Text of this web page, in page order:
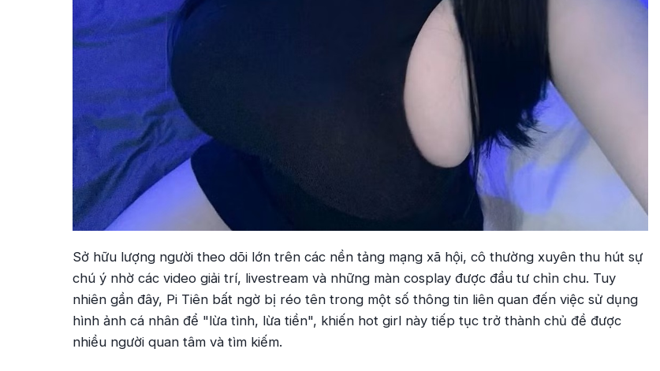
Sở hữu lượng người theo dõi lớn trên các nền tảng mạng xã hội, cô thường xuyên thu hút sự
chú ý nhờ các video giải trí, livestream và những màn cosplay được đầu tư chỉn chu. Tuy
nhiên gần đây, Pi Tiên bất ngờ bị réo tên trong một số thông tin liên quan đến việc sử dụng
hình ảnh cá nhân để "lừa tình, lừa tiền", khiến hot girl này tiếp tục trở thành chủ đề được
nhiều người quan tâm và tìm kiếm.